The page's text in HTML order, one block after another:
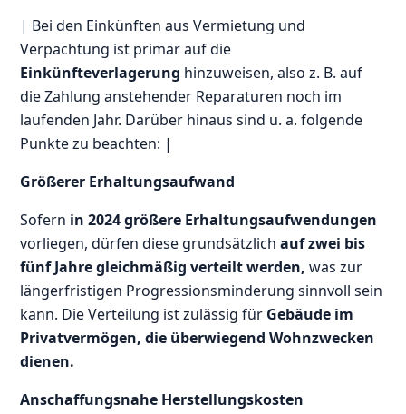
| Bei den Einkünften aus Vermietung und
Verpachtung ist primär auf die
Einkünfteverlagerung hinzuweisen, also z. B. auf
die Zahlung anstehender Reparaturen noch im
laufenden Jahr. Darüber hinaus sind u. a. folgende
Punkte zu beachten: |
Größerer Erhaltungsaufwand
Sofern in 2024 größere Erhaltungsaufwendungen
vorliegen, dürfen diese grundsätzlichauf zwei bis
fünf Jahre gleichmäßig verteilt werden, was zur
längerfristigen Progressionsminderung sinnvoll sein
kann. Die Verteilung ist zulässig für Gebäude im
Privatvermögen, die überwiegend Wohnzwecken
dienen.
Anschaffungsnahe Herstellungskosten